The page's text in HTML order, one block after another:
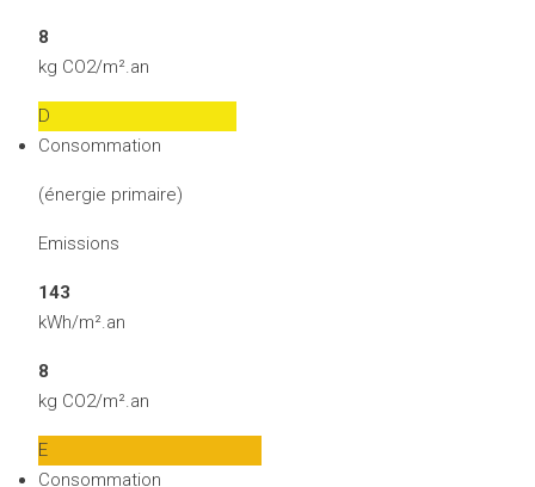
8
kg CO2/m².an
D
Consommation
(énergie primaire)
Emissions
143
kWh/m².an
8
kg CO2/m².an
E
Consommation